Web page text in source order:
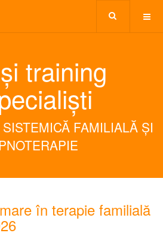
training
FAMILIALĂ ȘI
în terapie familială